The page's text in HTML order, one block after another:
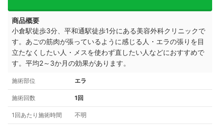
商品概要
小倉駅徒歩3分、平和通駅徒歩1分にある美容外科クリニックで
す。 あごの筋肉が張っているように感じる人・ エラの張りを目
立たなくしたい人・ メスを使わず直したい人などにおすすめで
す。平均2～3か月の効果があります。
施術部位 エラ
施術回数 1回
1回あたり施術時間 不明